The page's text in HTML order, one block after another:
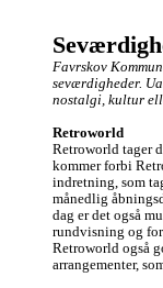
samt i
Jeg er
Bedste
Favrskov
seværdigheder.
nostalgi, kultur
Retroworld
Retroworld tager
kommer forbi
indretning, som
månedlig
dag er det også
rundvisning og
Retroworld også
arrangementer,